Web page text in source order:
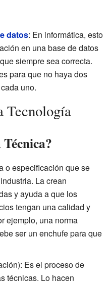
datos: En informática, esto
en una base de datos
siempre sea correcta.
para que no haya dos
uno.
Tecnología
o especificación que se
La crean
y ayuda a que los
tengan una calidad y
ejemplo, una norma
ser un enchufe para que
Es el proceso de
técnicas. Lo hacen